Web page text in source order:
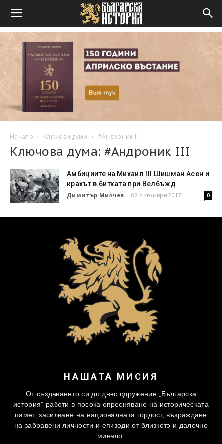
Начало Ключови думи #Андроник III
Ключова дума: #Андроник III
Амбициите на Михаил III Шишман Асен и
крахът в битката при Велбъжд
Димитър Милчев - 02 октомври 2017 0
НАШАТА МИСИЯ
От създаването си до днес сдружение „Българска
история” работи в посока опресняване на историческата
памет, засилване на националната гордост, възраждане
на забравени личности и епизоди от близкото и далечно
минало.